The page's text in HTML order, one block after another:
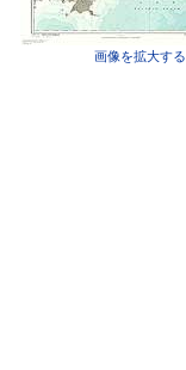
画像を拡大する